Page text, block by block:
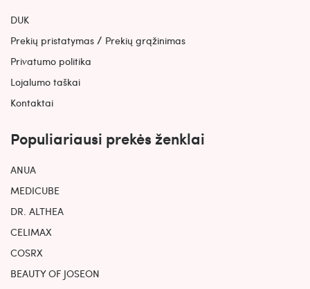
DUK
Prekių pristatymas / Prekių grąžinimas
Privatumo politika
Lojalumo taškai
Kontaktai
Populiariausi prekės ženklai
ANUA
MEDICUBE
DR. ALTHEA
CELIMAX
COSRX
BEAUTY OF JOSEON